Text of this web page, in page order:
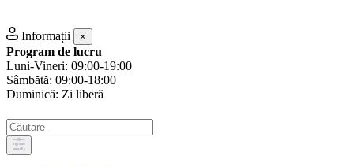
Informații ×
Program de lucru
Luni-Vineri: 09:00-19:00
Sâmbătă: 09:00-18:00
Duminică: Zi liberă